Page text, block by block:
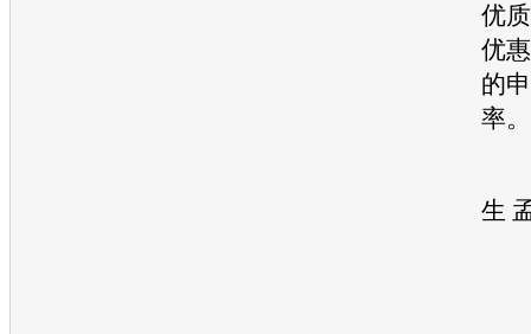
优
优
的
率。
生